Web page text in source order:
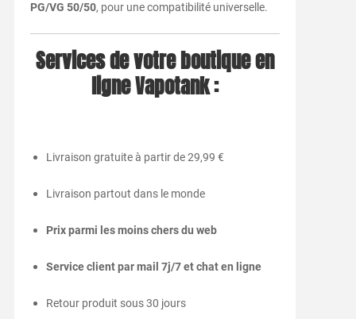
PG/VG 50/50, pour une compatibilité universelle.
Services de votre boutique en
ligne Vapotank :
Livraison gratuite à partir de 29,99 €
Livraison partout dans le monde
Prix parmi les moins chers du web
Service client par mail 7j/7 et chat en ligne
Retour produit sous 30 jours